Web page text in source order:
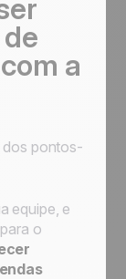
a
dos pontos-
equipe, e
o